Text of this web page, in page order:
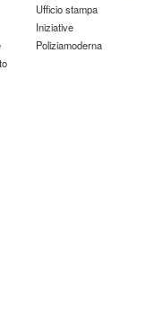
Ufficio stampa
Iniziative
Poliziamoderna